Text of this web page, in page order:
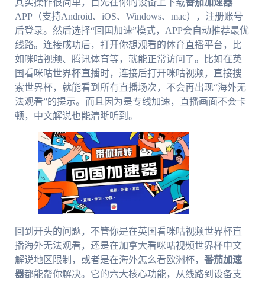
其实操作很简单，首先在你的设备上下载番茄加速器
APP（支持Android、iOS、Windows、mac），注册账号
后登录。然后选择“回国加速”模式，APP会自动推荐最优
线路。连接成功后，打开你想观看的体育直播平台，比
如咪咕视频、腾讯体育等，就能正常访问了。比如在英
国看咪咕世界杯直播时，连接后打开咪咕视频，直接搜
索世界杯，就能看到所有直播场次，不会再出现“海外无
法观看”的提示。而且因为是专线加速，直播画面不会卡
顿，中文解说也能清晰听到。
回到开头的问题，不管你是在英国看咪咕视频世界杯直
播海外无法观看，还是在加拿大看咪咕视频世界杯中文
解说地区限制，或者是在海外怎么看欧洲杯， 番茄加速
器都能帮你解决。它的六大核心功能，从线路到设备支